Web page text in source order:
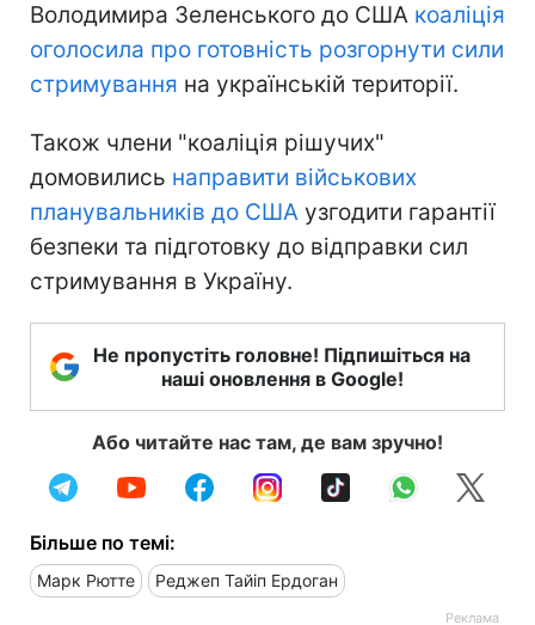
Володимира Зеленського до США коаліція
оголосила про готовність розгорнути сили
стримування на українській території.
Також члени "коаліція рішучих"
домовились направити військових
планувальників до США узгодити гарантії
безпеки та підготовку до відправки сил
стримування в Україну.
Не пропустіть головне! Підпишіться на
наші оновлення в Google!
Або читайте нас там, де вам зручно!
Більше по темі:
Марк Рютте Реджеп Тайіп Ердоган